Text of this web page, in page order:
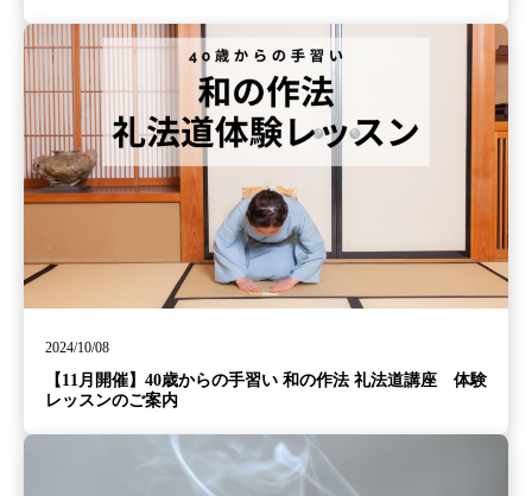
2024/10/08
【11月開催】40歳からの手習い 和の作法 礼法道講座 体験
レッスンのご案内